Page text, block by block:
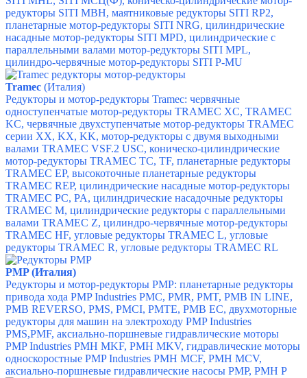
редукторы SITI MBH, маятниковые редукторы SITI RP2,
планетарные мотор-редукторы SITI NRG, цилиндрические
насадные мотор-редукторы SITI MPD, цилиндрические с
параллельными валами мотор-редукторы SITI MPL,
цилиндро-червячные мотор-редукторы SITI P-MU
Tramec (Италия)
Редукторы и мотор-редукторы Tramec: червячные
одноступенчатые мотор-редукторы TRAMEC XC, TRAMEC
KC, червячные двухступенчатые мотор-редукторы TRAMEC
серии XX, KX, KK, мотор-редукторы с двумя выходными
валами TRAMEC VSF.2 USC, коническо-цилиндрические
мотор-редукторы TRAMEC TC, TF, планетарные редукторы
TRAMEC EP, высокоточные планетарные редукторы
TRAMEC REP, цилиндрические насадные мотор-редукторы
TRAMEC PC, PA, цилиндрические насадочные редукторы
TRAMEC M, цилиндрические редукторы с параллельными
валами TRAMEC Z, цилиндро-червячные мотор-редукторы
TRAMEC HF, угловые редукторы TRAMEC L, угловые
редукторы TRAMEC R, угловые редукторы TRAMEC RL
PMP (Италия)
Редукторы и мотор-редукторы PMP: планетарные редукторы
привода хода PMP Industries PMC, PMR, PMT, PMB IN LINE,
PMB REVERSO, PMS, PMCI, PMTE, PMB EC, двухмоторные
редукторы для машин на электроходу PMP Industries
PMS,PMF, аксиально-поршневые гидравлические моторы
PMP Industries PMH MKF, PMH MKV, гидравлические моторы
односкоростные PMP Industries PMH MCF, PMH MCV,
аксиально-поршневые гидравлические насосы PMP, PMH P